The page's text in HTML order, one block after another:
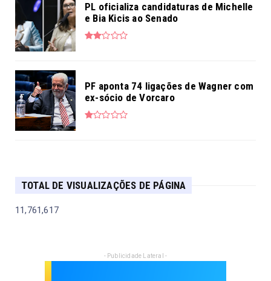
PL oficializa candidaturas de Michelle
e Bia Kicis ao Senado
PF aponta 74 ligações de Wagner com
ex-sócio de Vorcaro
TOTAL DE VISUALIZAÇÕES DE PÁGINA
11,761,617
- Publicidade Lateral -